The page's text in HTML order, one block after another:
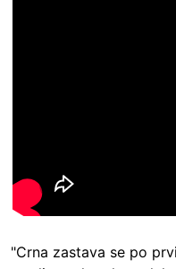
"Crna zastava se po